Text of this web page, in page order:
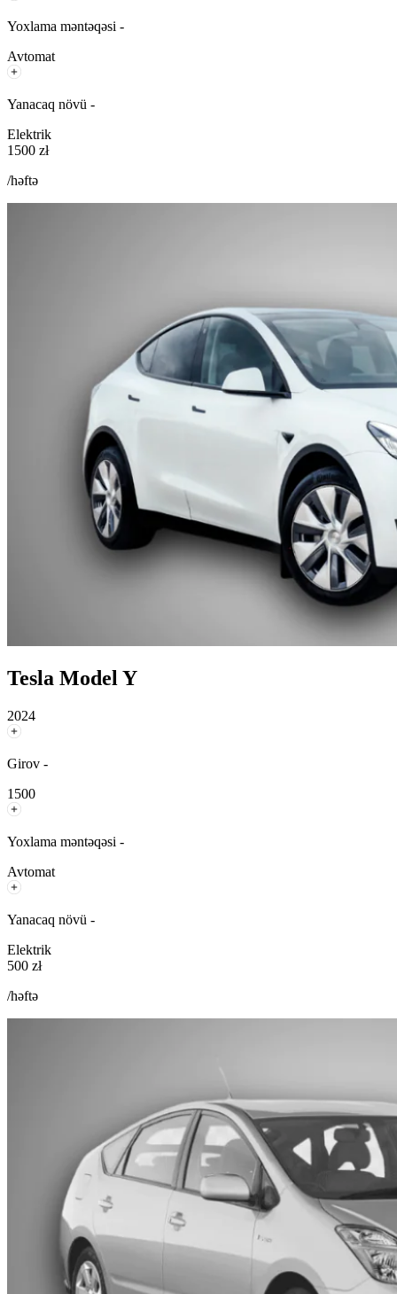
Yoxlama məntəqəsi -
Avtomat
Yanacaq növü -
Elektrik
1500 zł
/həftə
Tesla Model Y
2024
Girov -
1500
Yoxlama məntəqəsi -
Avtomat
Yanacaq növü -
Elektrik
500 zł
/həftə